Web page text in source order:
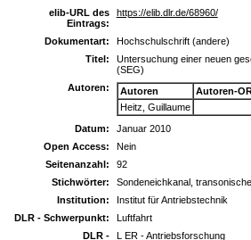
elib-URL des
Eintrags:
https://elib.dlr.de/68960/
Dokumentart:
Hochschulschrift (andere)
Titel:
Untersuchung einer neuen
(SEG)
Autoren:
Autoren
Autoren-
Heitz, Guillaume
Datum:
Januar 2010
Open Access:
Nein
Seitenanzahl:
92
Stichwörter:
Sondeneichkanal,
Institution:
Institut für Antriebstechnik
DLR - Schwerpunkt:
Luftfahrt
DLR -
L ER - Antriebsforschung